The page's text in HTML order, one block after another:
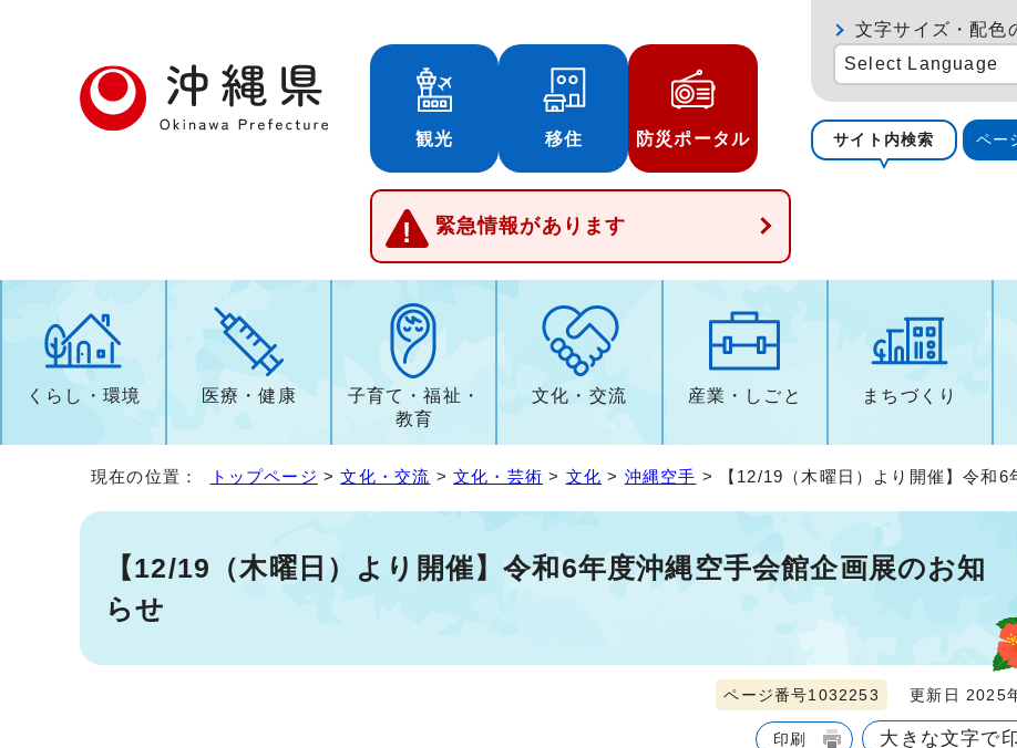
観光 移住 防災ポータル
緊急情報があります
文字サイズ・配色
Select Language
サイト内検索 ペー
くらし・環境 医療・健康
子育て・福祉・
教育
文化・交流 産業・しごと まちづくり
現在の位置： トップページ >文化・交流 >文化・芸術 > 文化 > 沖縄空手 > 【12/19（木曜日）より開催】令和6
【12/19（木曜日）より開催】令和6年度沖縄空手会館企画展のお知
らせ
ページ番号1032253 更新日 2025
印刷 大きな文字で